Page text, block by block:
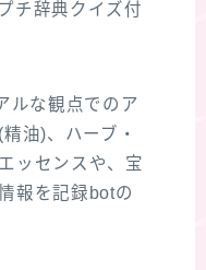
チ辞典クイズ付
ルな観点でのア
油)、ハーブ・
ッセンスや、宝
報を記録botの